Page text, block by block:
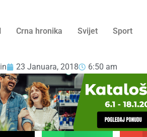
Crna hronika Svijet Sport
23 Januara, 2018 6:50 am